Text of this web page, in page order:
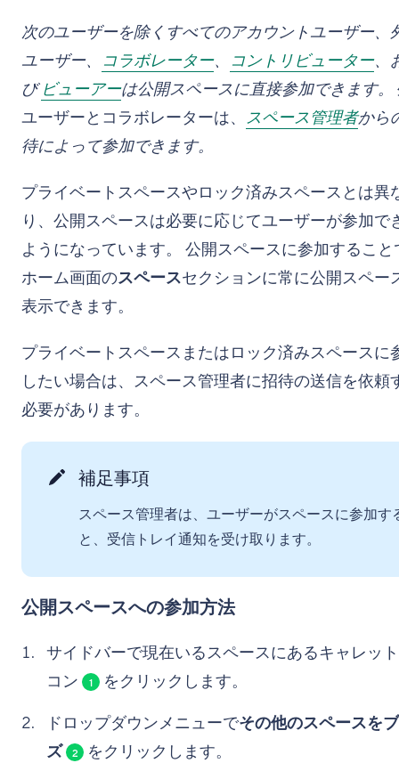
次のユーザーを除くすべてのアカウントユーザー、
ユーザー、
コラボレーター、 コントリビューター、
びビューアーは公開スペースに直接参加できます。
ユーザーとコラボレーターは、 スペース管理者から
待によって参加できます。
プライベートスペースやロック済みスペースとは異
り、公開スペースは必要に応じてユーザーが参加で
ようになっています。 公開スペースに参加すること
ホーム画面のスペースセクションに常に公開スペー
表示できます。
プライベートスペースまたはロック済みスペースに
したい場合は、スペース管理者に招待の送信を依頼
必要があります。
補足事項
スペース管理者は、ユーザーがスペースに参加す
と、受信トレイ通知を受け取ります。
公開スペースへの参加方法
サイドバーで現在いるスペースにあるキャレッ
コン
1
をクリックします。
ドロップダウンメニューでその他のスペースを
ズ
2 をクリックします。